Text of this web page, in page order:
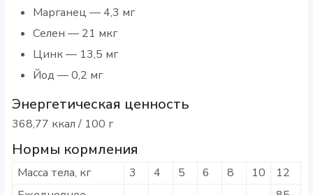
Марганец — 4,3 мг
Селен — 21 мкг
Цинк — 13,5 мг
Йод — 0,2 мг
Энергетическая ценность
368,77 ккал / 100 г
Нормы кормления
Масса тела, кг 3 4 5 6 8 10
12